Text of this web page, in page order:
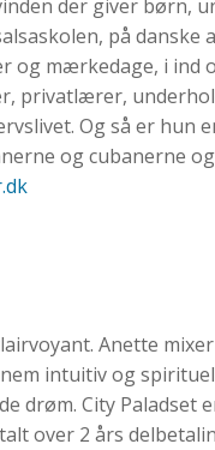
der giver børn,
på danske
og mærkedage, i ind
privatlærer,
Og så er hun
og cubanerne
Anette
intuitiv og
drøm. City Paladset
over 2 års